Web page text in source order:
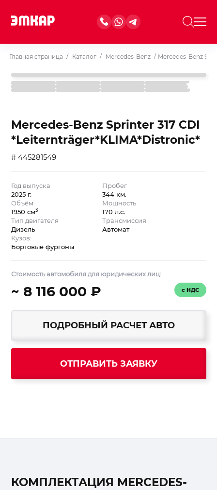
Главная страница / Каталог / Mercedes-Benz / Mercedes-Benz
Mercedes-Benz Sprinter 317 CDI
*Leiternträger*KLIMA*Distronic*
# 445281549
Год выпуска
2025 г.
Пробег
344 км.
Объём
1950 см3
Мощность
170 л.с.
Тип двигателя
Дизель
Трансмиссия
Автомат
Кузов:
Бортовые фургоны
Стоимость автомобиля для юридических лиц:
~ 8 116 000 ₽ с НДС
ПОДРОБНЫЙ РАСЧЕТ АВТО
ОТПРАВИТЬ ЗАЯВКУ
КОМПЛЕКТАЦИЯ MERCEDES-